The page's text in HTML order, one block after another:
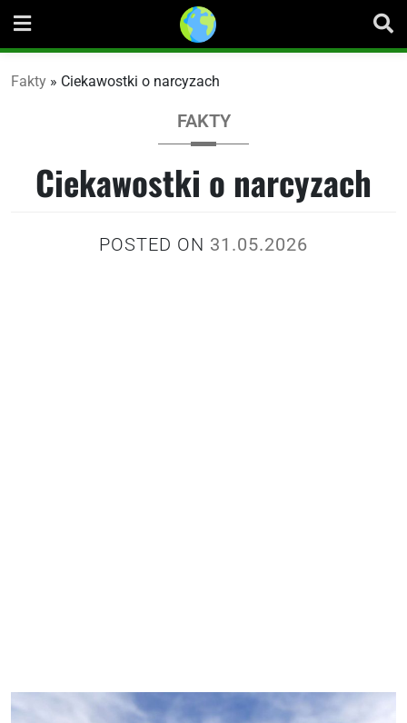
content
Fakty » Ciekawostki o narcyzach
FAKTY
Ciekawostki o narcyzach
POSTED ON 31.05.2026